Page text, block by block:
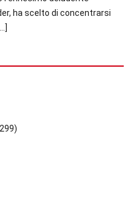
ha scelto di concentrarsi